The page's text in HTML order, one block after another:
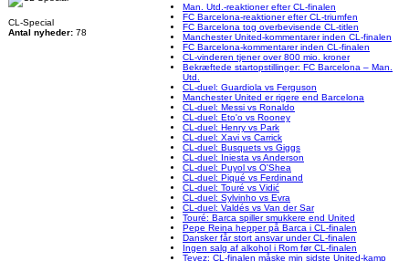
CL-Special
Antal nyheder: 78
Man. Utd.-reaktioner efter CL-finalen
FC Barcelona-reaktioner efter CL-triumfen
FC Barcelona tog overbevisende CL-titlen
Manchester United-kommentarer inden CL-finalen
FC Barcelona-kommentarer inden CL-finalen
CL-vinderen tjener over 800 mio. kroner
Bekræftede startopstillinger: FC Barcelona – Man.
Utd.
CL-duel: Guardiola vs Ferguson
Manchester United er rigere end Barcelona
CL-duel: Messi vs Ronaldo
CL-duel: Eto'o vs Rooney
CL-duel: Henry vs Park
CL-duel: Xavi vs Carrick
CL-duel: Busquets vs Giggs
CL-duel: Iniesta vs Anderson
CL-duel: Puyol vs O'Shea
CL-duel: Piqué vs Ferdinand
CL-duel: Touré vs Vidić
CL-duel: Sylvinho vs Evra
CL-duel: Valdés vs Van der Sar
Touré: Barca spiller smukkere end United
Pepe Reina hepper på Barca i CL-finalen
Dansker får stort ansvar under CL-finalen
Ingen salg af alkohol i Rom før CL-finalen
Tevez: CL-finalen måske min sidste United-kamp